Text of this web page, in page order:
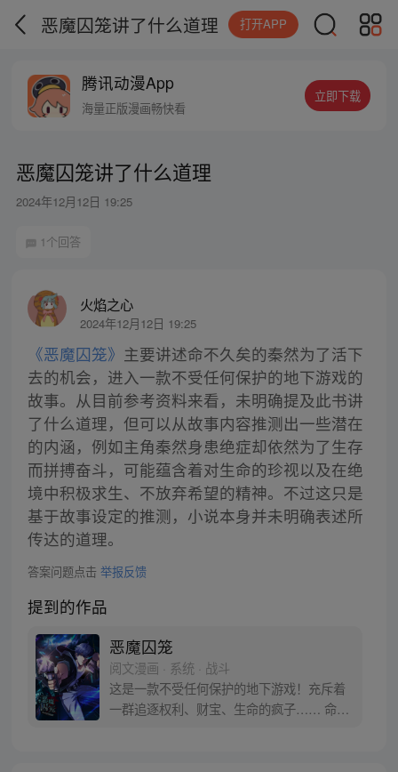
恶魔囚笼讲了什么道理 打开APP
腾讯动漫App
海量正版漫画畅快看
立即下载
恶魔囚笼讲了什么道理
2024年12月12日 19:25
1个回答
火焰之心
2024年12月12日 19:25
《恶魔囚笼》 主要讲述命不久矣的秦然为了活下
去的机会，进入一款不受任何保护的地下游戏的
故事。从目前参考资料来看，未明确提及此书讲
了什么道理，但可以从故事内容推测出一些潜在
的内涵，例如主角秦然身患绝症却依然为了生存
而拼搏奋斗，可能蕴含着对生命的珍视以及在绝
境中积极求生、不放弃希望的精神。不过这只是
基于故事设定的推测，小说本身并未明确表述所
传达的道理。
答案问题点击 举报反馈
提到的作品
恶魔囚笼
阅文漫画 · 系统 · 战斗
这是一款不受任何保护的地下游戏！充斥着
一群追逐权利、财宝、生命的疯子…… 命不